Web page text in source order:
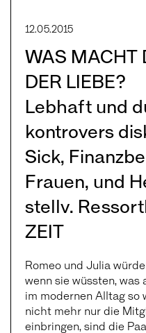
12.05.2015
WAS MACHT
DER LIEBE?
Lebhaft und
kontrovers
Sick,
Frauen, und
stellv.
ZEIT
Romeo und Julia
wenn sie wüssten,
im modernen Alltag so
nicht mehr nur die
einbringen, sind die